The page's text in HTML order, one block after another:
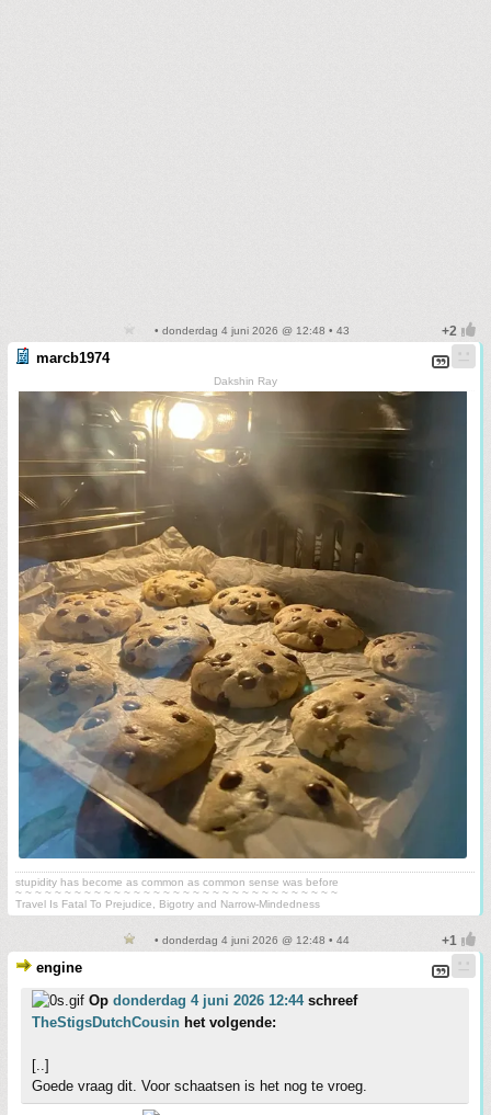
• donderdag 4 juni 2026 @ 12:48 • 43
marcb1974
Dakshin Ray
stupidity has become as common as common sense was before
~ ~ ~ ~ ~ ~ ~ ~ ~ ~ ~ ~ ~ ~ ~ ~ ~ ~ ~ ~ ~ ~ ~ ~ ~ ~ ~ ~ ~ ~ ~ ~ ~
Travel Is Fatal To Prejudice, Bigotry and Narrow-Mindedness
• donderdag 4 juni 2026 @ 12:48 • 44
engine
Op donderdag 4 juni 2026 12:44schreef
TheStigsDutchCousin het volgende:
[..]
Goede vraag dit. Voor schaatsen is het nog te vroeg.